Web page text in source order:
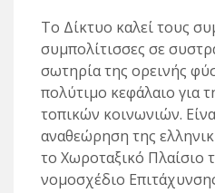
Το Δίκτυο καλεί τους
συμπολίτισσες σε
σωτηρία της ορεινής
πολύτιμο κεφάλαιο για
τοπικών κοινωνιών.
αναθεώρηση της
το Χωροταξικό Πλαίσιο
νομοσχέδιο